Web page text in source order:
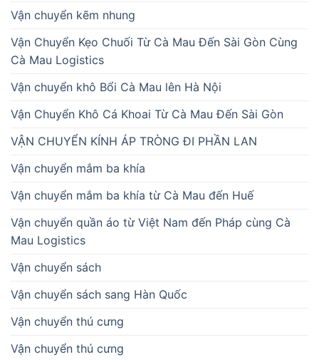
Vận chuyển kẽm nhung
Vận Chuyển Kẹo Chuối Từ Cà Mau Đến Sài Gòn Cùng
Cà Mau Logistics
Vận chuyển khô Bổi Cà Mau lên Hà Nội
Vận Chuyển Khô Cá Khoai Từ Cà Mau Đến Sài Gòn
VẬN CHUYỂN KÍNH ÁP TRÒNG ĐI PHẦN LAN
Vận chuyển mắm ba khía
Vận chuyển mắm ba khía từ Cà Mau đến Huế
Vận chuyển quần áo từ Việt Nam đến Pháp cùng Cà
Mau Logistics
Vận chuyển sách
Vận chuyển sách sang Hàn Quốc
Vận chuyển thú cưng
Vận chuyển thú cưng